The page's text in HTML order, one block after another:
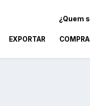
¿Quem
EXPORTAR